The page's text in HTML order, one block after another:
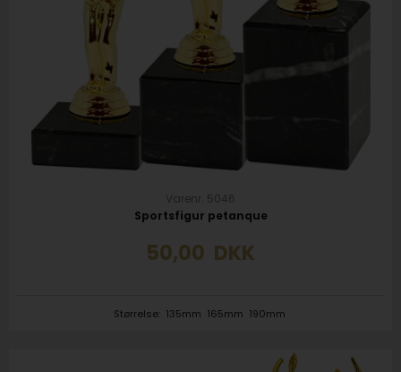
Varenr. 5046
Sportsfigur petanque
50,00 DKK
Størrelse: 135mm 165mm 190mm